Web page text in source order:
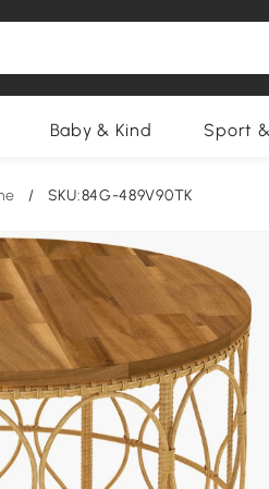
Baby & Kind Sport
/ SKU:84G-489V90TK